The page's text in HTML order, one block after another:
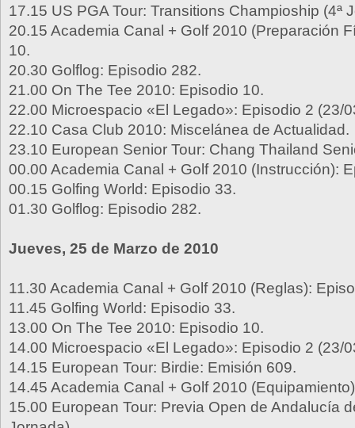
17.15 US PGA Tour: Transitions Champioship (4ª
20.15 Academia Canal + Golf 2010 (Preparación
10.
20.30 Golflog: Episodio 282.
21.00 On The Tee 2010: Episodio 10.
22.00 Microespacio «El Legado»: Episodio 2 (23/
22.10 Casa Club 2010: Miscelánea de Actualidad.
23.10 European Senior Tour: Chang Thailand
00.00 Academia Canal + Golf 2010 (Instrucción):
00.15 Golfing World: Episodio 33.
01.30 Golflog: Episodio 282.
Jueves, 25 de Marzo de 2010
11.30 Academia Canal + Golf 2010 (Reglas):
11.45 Golfing World: Episodio 33.
13.00 On The Tee 2010: Episodio 10.
14.00 Microespacio «El Legado»: Episodio 2 (23/
14.15 European Tour: Birdie: Emisión 609.
14.45 Academia Canal + Golf 2010
15.00 European Tour: Previa Open de Andalucía